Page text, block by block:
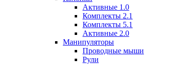
Активные 1.0
Комплекты 2.1
Комплекты 5.1
Активные 2.0
Манипуляторы
Проводные мыши
Рули